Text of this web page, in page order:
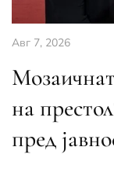
Авг 7, 2026
на
пред